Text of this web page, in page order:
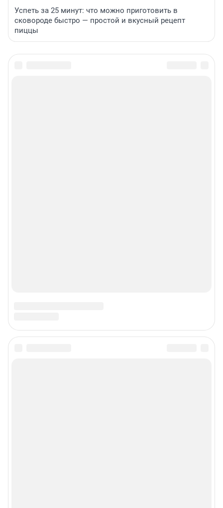
Успеть за 25 минут: что можно приготовить в
сковороде быстро — простой и вкусный рецепт
пиццы